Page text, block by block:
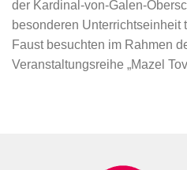
der Kardinal-von-Galen-
besonderen Unterrichtseinheit
Faust besuchten im Rahmen
Veranstaltungsreihe „Mazel